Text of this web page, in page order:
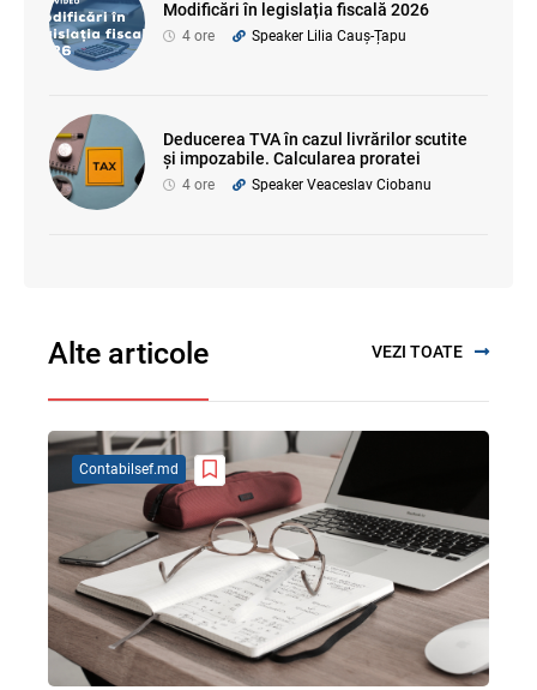
Modificări în legislația fiscală 2026
4 ore Speaker Lilia Cauș-Țapu
Deducerea TVA în cazul livrărilor scutite
și impozabile. Calcularea proratei
4 ore Speaker Veaceslav Ciobanu
Alte articole VEZI TOATE
Contabilsef.md